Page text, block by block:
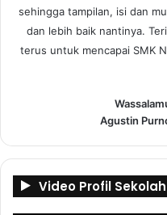
sehingga tampilan, isi dan
dan lebih baik nantinya.
terus untuk mencapai SMK
Agustin
Video Profil Sekolah